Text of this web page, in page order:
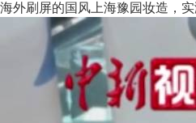
海外刷屏的国风上海豫园妆造，